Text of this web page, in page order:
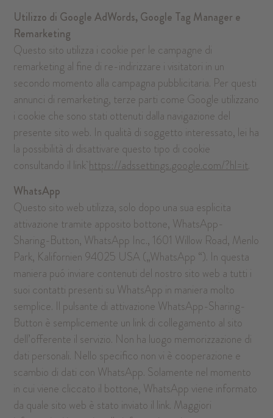
Utilizzo di Google AdWords, Google Tag Manager e
Remarketing
Questo sito utilizza i cookie per le campagne di
remarketing al fine di re-indirizzare i visitatori in un
secondo momento alla campagna pubblicitaria. Per questi
annunci di remarketing, terze parti come Google utilizzano
i cookie che sono stati ottenuti dalla navigazione del
presente sito web. In qualità di soggetto interessato, lei ha
la possibilità di disattivare questo tipo di cookie
consultando il linkhttps://adssettings.google.com/?hl=it.
WhatsApp
Questo sito web utilizza, solo dopo una sua esplicita
attivazione tramite apposito bottone, WhatsApp-
Sharing-Button, WhatsApp Inc., 1601 Willow Road, Menlo
Park, Kalifornien 94025 USA („WhatsApp “). In questa
maniera puó inviare contenuti del nostro sito web a tutti i
suoi contatti presenti su WhatsApp in maniera molto
semplice. Il pulsante di attivazione WhatsApp-Sharing-
Button è semplicemente un link di collegamento al sito
dell’offerente il servizio. Non ha luogo memorizzazione di
dati personali. Nello specifico non vi è cooperazione e
scambio di dati con WhatsApp. Solamente nel momento
in cui viene cliccato il bottone, WhatsApp viene informato
da quale sito web è stato inviato il link. Maggiori